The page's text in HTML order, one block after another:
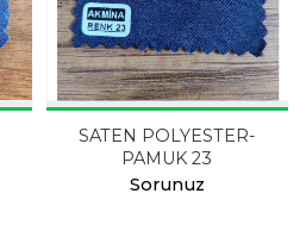
SATEN POLYESTER-
PAMUK 23
Sorunuz